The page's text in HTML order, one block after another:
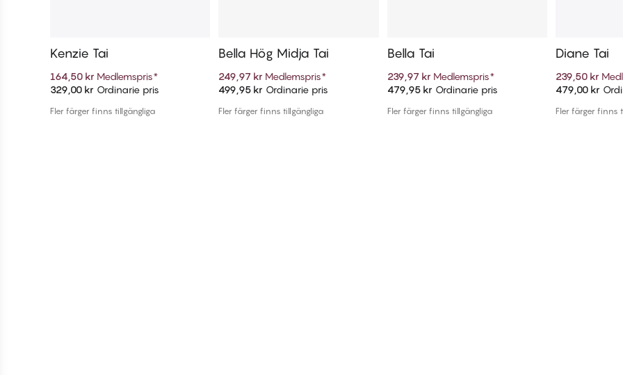
Lägg till i varukorg
Kenzie Tai
164,50 kr Medlemspris*
329,00 kr Ordinarie pris
Fler färger finns tillgängliga
Lägg till i varukorg
Bella Hög Midja Tai
249,97 kr Medlemspris*
499,95 kr Ordinarie pris
Fler färger finns tillgängliga
Lägg till i varukorg
Bella Tai
239,97 kr Medlemspris*
479,95 kr Ordinarie pris
Fler färger finns tillgängliga
Lägg
Diane Tai
239,50 kr
479,00 kr
Fler färger finns